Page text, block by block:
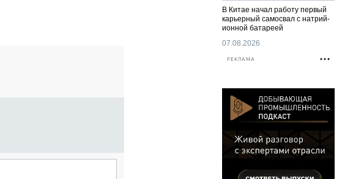
В Китае начал работу первый
карьерный самосвал с натрий-
ионной батареей
07.08.2026
РЕКЛАМА